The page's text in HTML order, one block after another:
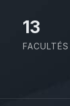
13
FACULTÉS